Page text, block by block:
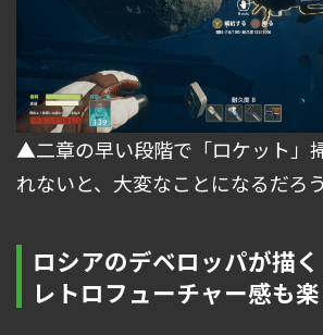
▲二章の早い段階で「ロケット」
れないと、大変なことになるだろ
ロシアのデベロッパが描く
レトロフューチャー感も